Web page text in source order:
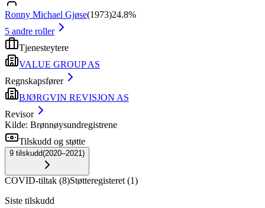
Ronny Michael Gjøse(1973)24.8%
5 andre roller
Tjenesteytere
VALUE GROUP AS
Regnskapsfører
BJØRGVIN REVISJON AS
Revisor
Kilde: Brønnøysundregistrene
Tilskudd og støtte
9 tilskudd(2020–2021)
COVID-tiltak (8)Støtteregisteret (1)
Siste tilskudd